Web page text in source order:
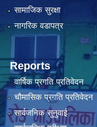
सामाजिक सुरक्षा
नागरिक वडापत्र
Reports
वार्षिक प्रगति प्रतिवेदन
चौमासिक प्रगति प्रतिवेदन
सार्वजनिक सुनुवाई